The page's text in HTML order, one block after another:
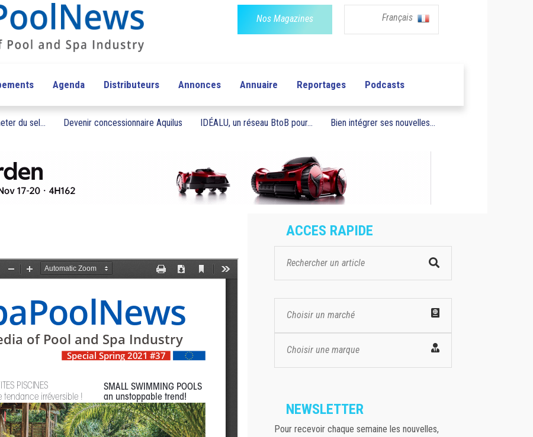
Nos Magazines Français
Agenda Distributeurs Annonces Annuaire Reportages Podcasts
du sel... Devenir concessionnaire Aquilus IDÉALU, un réseau BtoB pour... Bien intégrer ses nouvelles...
ACCES RAPIDE
Choisir un marché
Choisir une marque
NEWSLETTER
Pour recevoir chaque semaine les nouvelles,